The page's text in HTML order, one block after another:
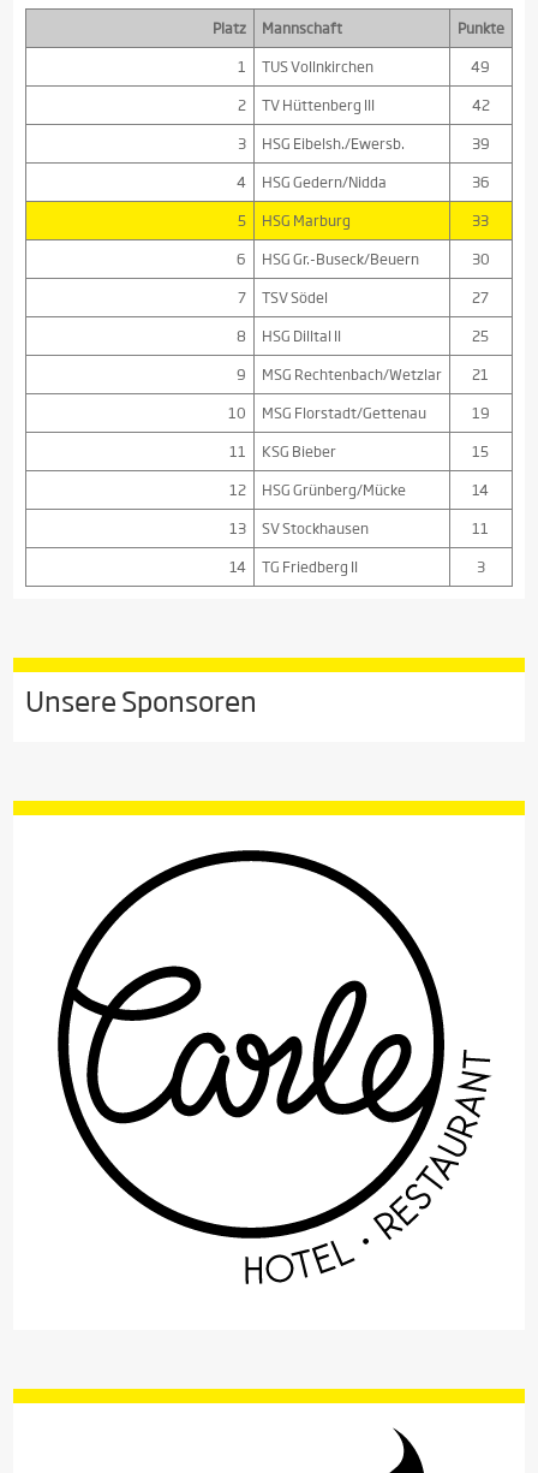
Platz Mannschaft
Punkte
1
TUS Vollnkirchen
49
2
TV Hüttenberg III
42
3
HSG Eibelsh./Ewersb.
39
4
HSG Gedern/Nidda
36
5
HSG Marburg
33
6
HSG Gr.-Buseck/Beuern
30
7
TSV Södel
27
8
HSG Dilltal II
25
9
MSG Rechtenbach/Wetzlar
21
10
MSG Florstadt/Gettenau
19
11
KSG Bieber
15
12
HSG Grünberg/Mücke
14
13
SV Stockhausen
11
14
TG Friedberg II 3
Unsere Sponsoren